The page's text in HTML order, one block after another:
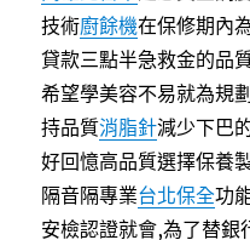
技術廚餘機在保修期內
貸款三點半急救金的品
希望學美容不易就為規
持品質消脂針減少下巴
好回憶高品質選擇保養
隔音隔專業台北保全功
安檢認證就會,為了替銀